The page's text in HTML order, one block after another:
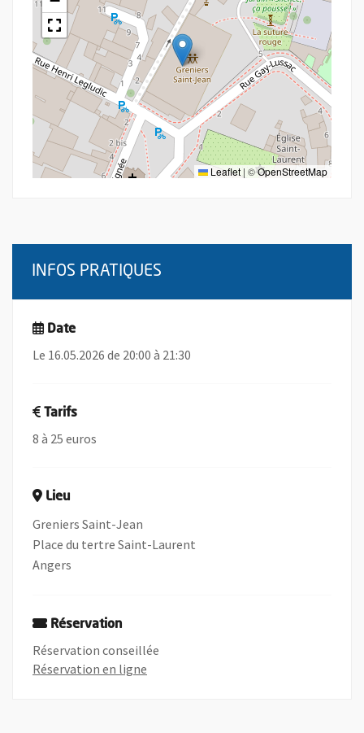
Leaflet | ©OpenStreetMap
INFOS PRATIQUES
Date
Le 16.05.2026 de 20:00 à 21:30
Tarifs
8 à 25 euros
Lieu
Greniers Saint-Jean
Place du tertre Saint-Laurent
Angers
Réservation
Réservation conseillée
Réservation en ligne